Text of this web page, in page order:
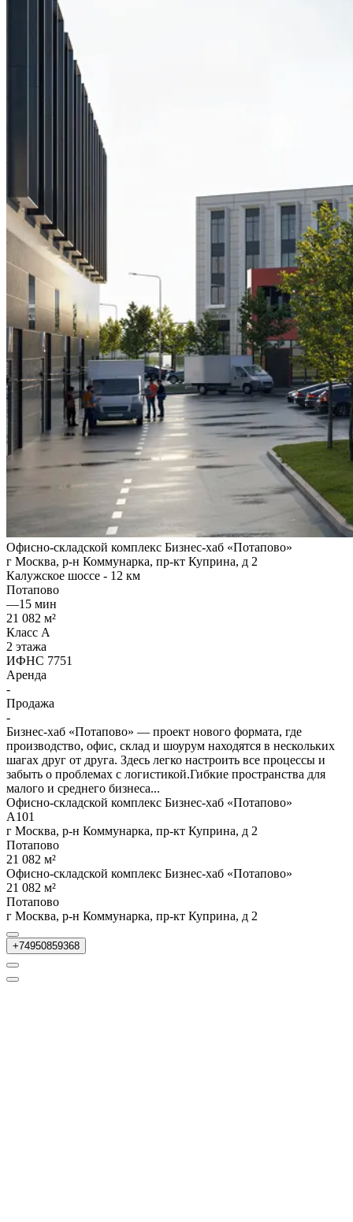
Офисно-складской комплекс Бизнес-хаб «Потапово»
г Москва, р-н Коммунарка, пр-кт Куприна, д 2
Калужское шоссе - 12 км
Потапово
—15 мин
21 082 м²
Класс A
2 этажа
ИФНС 7751
Аренда
-
Продажа
-
Бизнес-хаб «Потапово» — проект нового формата, где
производство, офис, склад и шоурум находятся в нескольких
шагах друг от друга. Здесь легко настроить все процессы и
забыть о проблемах с логистикой.Гибкие пространства для
малого и среднего бизнеса...
Офисно-складской комплекс Бизнес-хаб «Потапово»
А101
г Москва, р-н Коммунарка, пр-кт Куприна, д 2
Потапово
21 082 м²
Офисно-складской комплекс Бизнес-хаб «Потапово»
21 082 м²
Потапово
г Москва, р-н Коммунарка, пр-кт Куприна, д 2
+74950859368